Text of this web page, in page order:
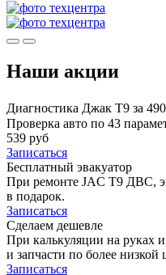
Наши акции
Диагностика Джак Т9 за
Проверка авто по 43
539 руб
Записаться
Бесплатный эвакуатор
При ремонте JAC T9 ДВС,
в подарок.
Записаться
Сделаем дешевле
При калькуляции на руках
и запчасти по более низкой
Записаться